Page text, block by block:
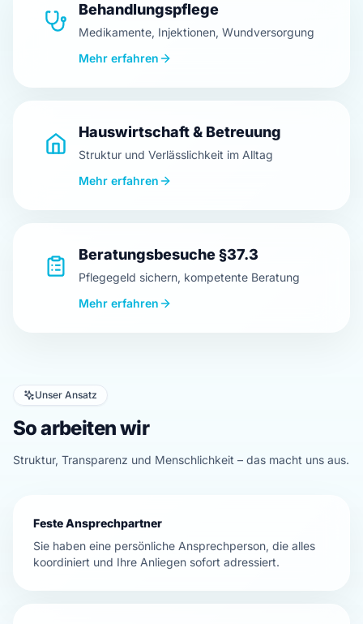
Behandlungspflege
Medikamente, Injektionen, Wundversorgung
Mehr erfahren
Hauswirtschaft & Betreuung
Struktur und Verlässlichkeit im Alltag
Mehr erfahren
Beratungsbesuche §37.3
Pflegegeld sichern, kompetente Beratung
Mehr erfahren
Unser Ansatz
So arbeiten wir
Struktur, Transparenz und Menschlichkeit – das macht uns aus.
Feste Ansprechpartner
Sie haben eine persönliche Ansprechperson, die alles
koordiniert und Ihre Anliegen sofort adressiert.